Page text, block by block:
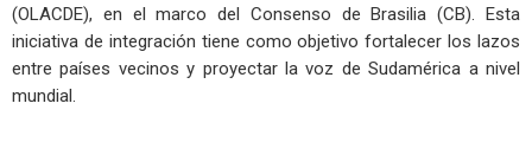
(OLACDE), en el marco del Consenso de Brasilia (CB). Esta
iniciativa de integración tiene como objetivo fortalecer los lazos
entre países vecinos y proyectar la voz de Sudamérica a nivel
mundial.